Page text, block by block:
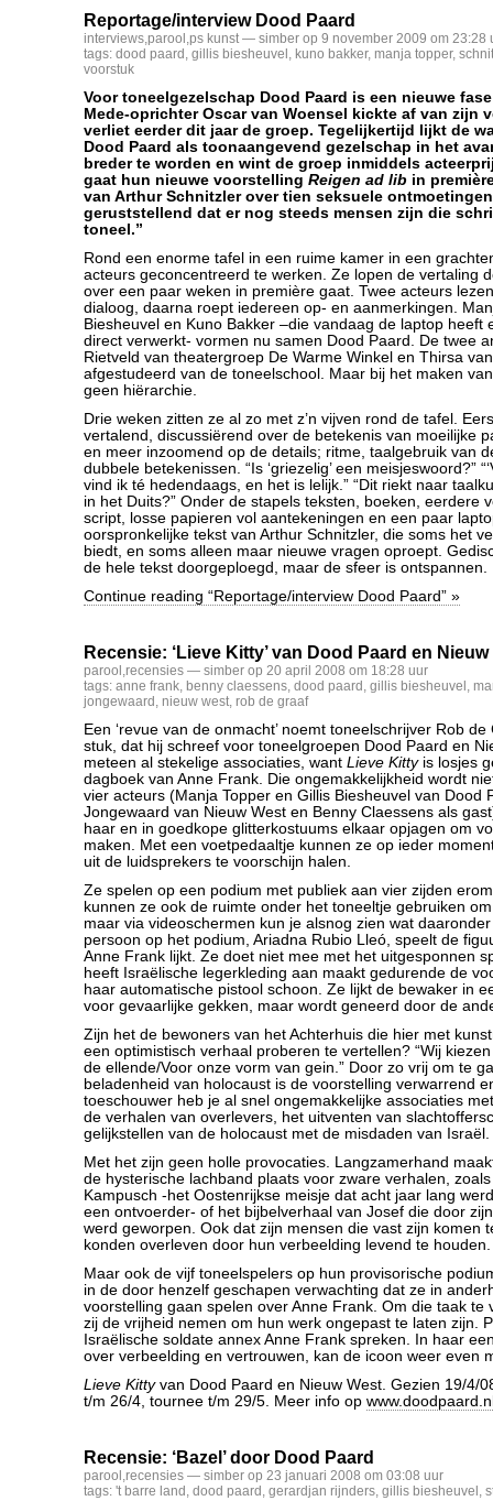
Reportage/interview Dood Paard
interviews,parool ,ps kunst— simber op 9 november 2009 om 23:28
tags: dood paard , gillis biesheuvel , kuno bakker, manja topper,
voorstuk
Voor toneelgezelschap Dood Paard is een nieuwe
Mede-oprichter Oscar van Woensel kickte af van zijn
verliet eerder dit jaar de groep. Tegelijkertijd lijkt de
Dood Paard als toonaangevend gezelschap in het
breder te worden en wint de groep inmiddels
gaat hun nieuwe voorstelling Reigen ad lib in
van Arthur Schnitzler over tien seksuele
geruststellend dat er nog steeds mensen zijn die
toneel.”
Rond een enorme tafel in een ruime kamer in een
acteurs geconcentreerd te werken. Ze lopen de vertaling
over een paar weken in première gaat. Twee acteurs
dialoog, daarna roept iedereen op- en aanmerkingen.
Biesheuvel en Kuno Bakker –die vandaag de laptop heeft
direct verwerkt- vormen nu samen Dood Paard. De twee
Rietveld van theatergroep De Warme Winkel en Thirsa
afgestudeerd van de toneelschool. Maar bij het maken
geen hiërarchie.
Drie weken zitten ze al zo met z’n vijven rond de tafel.
vertalend, discussiërend over de betekenis van moeilijke
en meer inzoomend op de details; ritme, taalgebruik van
dubbele betekenissen. “Is ‘griezelig’ een meisjeswoord?”
vind ik té hedendaags, en het is lelijk.” “Dit riekt naar
in het Duits?” Onder de stapels teksten, boeken, eerdere
script, losse papieren vol aantekeningen en een paar
oorspronkelijke tekst van Arthur Schnitzler, die soms het
biedt, en soms alleen maar nieuwe vragen oproept.
de hele tekst doorgeploegd, maar de sfeer is ontspannen.
Continue reading “Reportage/interview Dood Paard” »
Recensie: ‘Lieve Kitty’ van Dood Paard en Nieuw
parool ,recensies — simber op 20 april 2008 om 18:28 uur
tags: anne frank, benny claessens, dood paard , gillis biesheuvel ,
jongewaard , nieuw west, rob de graaf
Een ‘revue van de onmacht’ noemt toneelschrijver Rob
stuk, dat hij schreef voor toneelgroepen Dood Paard en
meteen al stekelige associaties, want Lieve Kittyis losjes
dagboek van Anne Frank. Die ongemakkelijkheid wordt
vier acteurs (Manja Topper en Gillis Biesheuvel van Dood
Jongewaard van Nieuw West en Benny Claessens als
haar en in goedkope glitterkostuums elkaar opjagen om
maken. Met een voetpedaaltje kunnen ze op ieder
uit de luidsprekers te voorschijn halen.
Ze spelen op een podium met publiek aan vier zijden
kunnen ze ook de ruimte onder het toneeltje gebruiken
maar via videoschermen kun je alsnog zien wat
persoon op het podium, Ariadna Rubio Lleó, speelt de
Anne Frank lijkt. Ze doet niet mee met het uitgesponnen
heeft Israëlische legerkleding aan maakt gedurende de
haar automatische pistool schoon. Ze lijkt de bewaker in
voor gevaarlijke gekken, maar wordt geneerd door de
Zijn het de bewoners van het Achterhuis die hier met
een optimistisch verhaal proberen te vertellen? “Wij
de ellende/Voor onze vorm van gein.” Door zo vrij om te
beladenheid van holocaust is de voorstelling verwarrend
toeschouwer heb je al snel ongemakkelijke associaties
de verhalen van overlevers, het uitventen van
gelijkstellen van de holocaust met de misdaden van Israël.
Met het zijn geen holle provocaties. Langzamerhand
de hysterische lachband plaats voor zware verhalen,
Kampusch -het Oostenrijkse meisje dat acht jaar lang
een ontvoerder- of het bijbelverhaal van Josef die door
werd geworpen. Ook dat zijn mensen die vast zijn komen
konden overleven door hun verbeelding levend te houden.
Maar ook de vijf toneelspelers op hun provisorische
in de door henzelf geschapen verwachting dat ze in
voorstelling gaan spelen over Anne Frank. Om die taak te
zij de vrijheid nemen om hun werk ongepast te laten zijn.
Israëlische soldate annex Anne Frank spreken. In haar
over verbeelding en vertrouwen, kan de icoon weer even
Lieve Kittyvan Dood Paard en Nieuw West. Gezien 19/4/
t/m 26/4, tournee t/m 29/5. Meer info op
Recensie: ‘Bazel’ door Dood Paard
parool ,recensies — simber op 23 januari 2008 om 03:08 uur
tags: 't barre land , dood paard , gerardjan rijnders, gillis biesheuvel ,